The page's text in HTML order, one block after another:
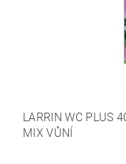
LARRIN WC PLUS
MIX VŮNÍ